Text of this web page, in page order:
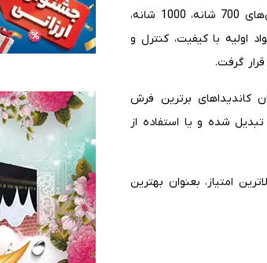
به گزارش ایلنا، در این بررسی انواع محصولات تولیدی شرکت‌های تولیدی اعم از فرش‌های 700 شانه، 1000 شانه،
مواد اولیه با کیفیت، کنترل و
گرفت.
برند موفق شدند به عنوان کاندیداهای برترین فرش
مستهلک، تبدیل شده و یا استفاده از
امتیاز، بعنوان بهترین